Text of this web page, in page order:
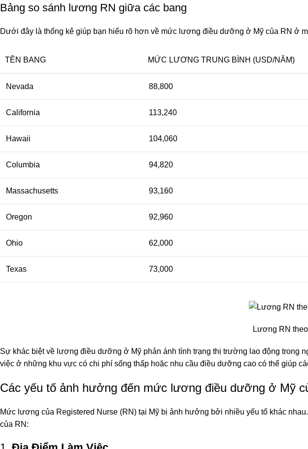
Bảng so sánh lương RN giữa các bang
Dưới đây là thống kê giúp bạn hiểu rõ hơn về mức lương điều dưỡng ở Mỹ của RN ở
TÊN BANG MỨC LƯƠNG TRUNG BÌNH (USD/NĂM)
Nevada 88,800
California 113,240
Hawaii 104,060
Columbia 94,820
Massachusetts 93,160
Oregon 92,960
Ohio 62,000
Texas 73,000
Lương RN
Sự khác biệt về lương điều dưỡng ở Mỹ phản ánh tình trạng thị trường lao động trong
việc ở những khu vực có chi phí sống thấp hoặc nhu cầu điều dưỡng cao có thể giúp
Các yếu tố ảnh hưởng đến mức lương điều dưỡng ở Mỹ
Mức lương của Registered Nurse (RN) tại Mỹ bị ảnh hưởng bởi nhiều yếu tố khác
của RN: